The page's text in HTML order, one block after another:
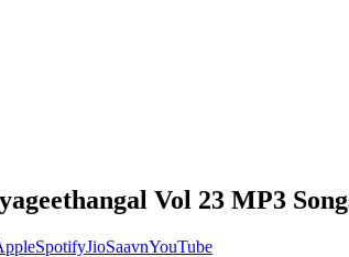
Vol 23 MP3
SpotifyJioSaavnYouTube